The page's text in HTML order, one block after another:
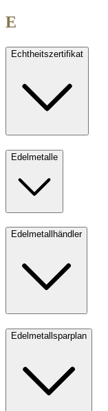
E
Echtheitszertifikat
Edelmetalle
Edelmetallhändler
Edelmetallsparplan